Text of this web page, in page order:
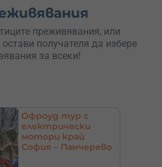
преживявания, или
получателя да избере
за всеки!
Офроуд тур с
електрически
мотори край
София – Панчерево